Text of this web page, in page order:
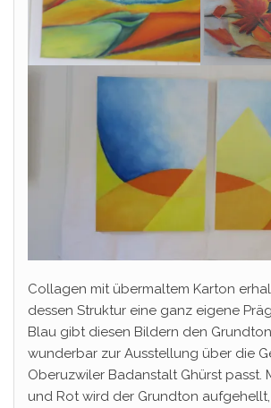
Collagen mit übermaltem Karton
dessen Struktur eine ganz eigene
Blau gibt diesen Bildern den
wunderbar zur Ausstellung über die
Oberuzwiler Badanstalt Ghürst passt.
und Rot wird der Grundton